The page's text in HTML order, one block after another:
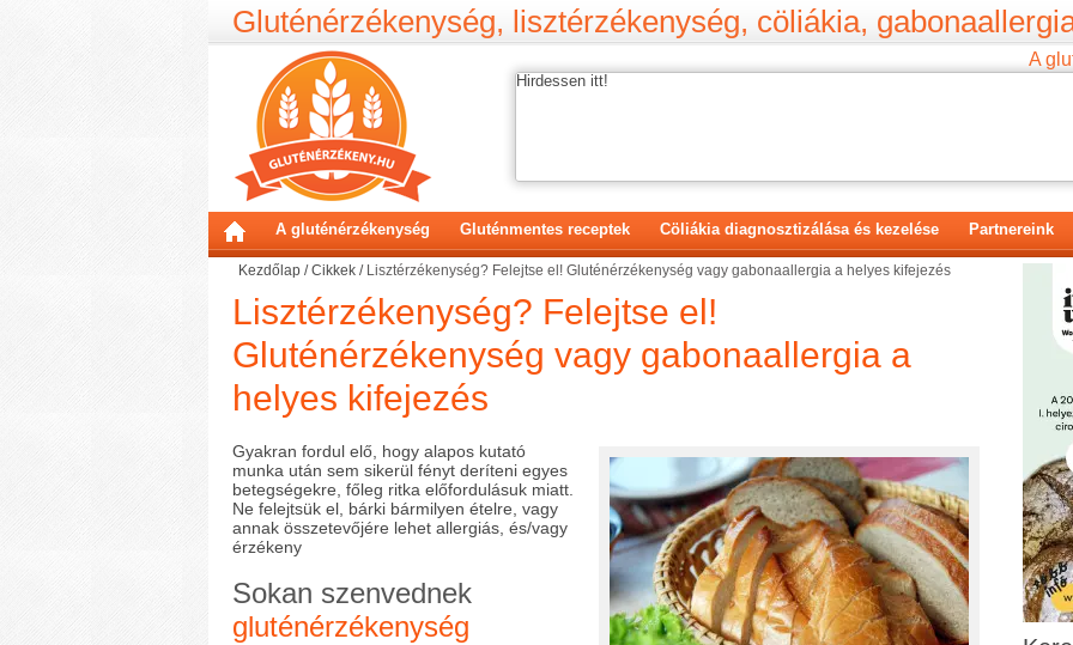
Gluténérzékenység, lisztérzékenység, cöliákia,
A
Hirdessen itt!
A gluténérzékenység Gluténmentes receptek Cöliákia diagnosztizálása és kezelése Partnereink
Kezdőlap /Cikkek / Lisztérzékenység? Felejtse el! Gluténérzékenység vagy gabonaallergia a helyes kifejezés
Lisztérzékenység? Felejtse el!
Gluténérzékenység vagy gabonaallergia a
helyes kifejezés
Gyakran fordul elő, hogy alapos kutató
munka után sem sikerül fényt deríteni egyes
betegségekre, főleg ritka előfordulásuk miatt.
Ne felejtsük el, bárki bármilyen ételre, vagy
annak összetevőjére lehet allergiás, és/vagy
érzékeny
Sokan szenvednek
gluténérzékenység